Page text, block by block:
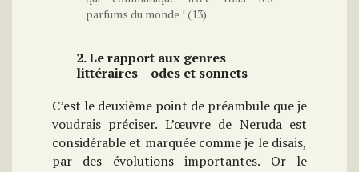
parfums du monde ! (13)
2. Le rapport aux genres
littéraires – odes et sonnets
C’est le deuxième point de préambule que je
voudrais préciser. L’œuvre de Neruda est
considérable et marquée comme je le disais,
par des évolutions importantes. Or le